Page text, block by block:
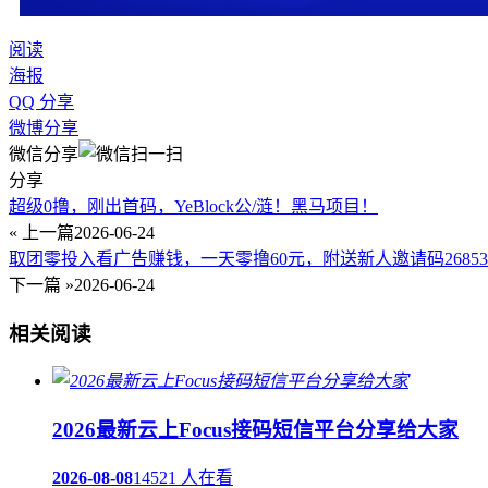
阅读
海报
QQ 分享
微博分享
微信分享
分享
超级0撸，刚出首码，YeBlock公/涟！黑马项目！
« 上一篇2026-06-24
取团零投入看广告赚钱，一天零撸60元，附送新人邀请码
下一篇 »2026-06-24
相关阅读
2026最新云上Focus接码短信平台分享给大家
2026-08-0814521 人在看